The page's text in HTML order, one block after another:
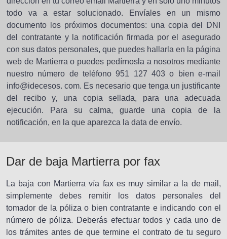
todo va a estar solucionado. Envíales en un mismo
documento los próximos documentos: una copia del DNI
del contratante y la notificación firmada por el asegurado
con sus datos personales, que puedes hallarla en la página
web de Martierra o puedes pedírnosla a nosotros mediante
nuestro número de teléfono 951 127 403 o bien e-mail
info@idecesos. com. Es necesario que tenga un justificante
del recibo y, una copia sellada, para una adecuada
ejecución. Para su calma, guarde una copia de la
notificación, en la que aparezca la data de envío.
Dar de baja Martierra por fax
La baja con Martierra vía fax es muy similar a la de mail,
simplemente debes remitir los datos personales del
tomador de la póliza o bien contratante e indicando con el
número de póliza. Deberás efectuar todos y cada uno de
los trámites antes de que termine el contrato de tu seguro